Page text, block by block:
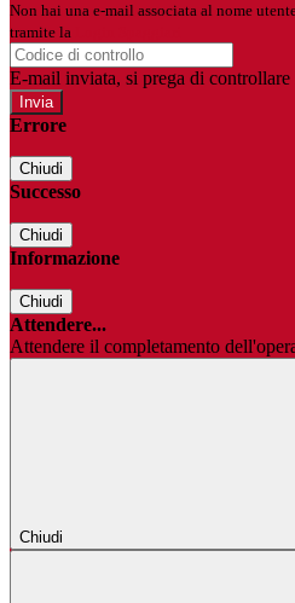
Non hai una e-mail associata al nome
tramite la
E-mail inviata, si prega di controllare
Errore
Chiudi
Successo
Chiudi
Informazione
Chiudi
Attendere...
Attendere il completamento
Chiudi